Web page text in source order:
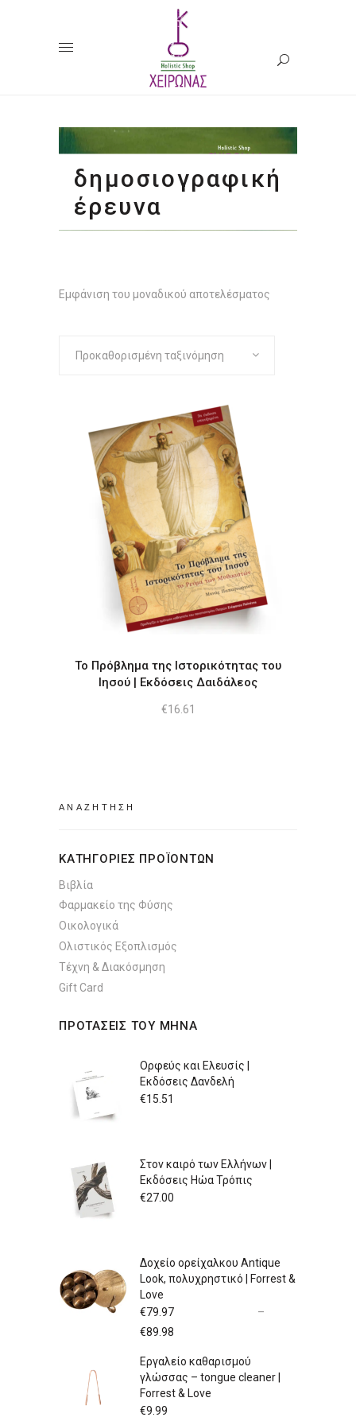
δημοσιογραφική
έρευνα
Εμφάνιση του μοναδικού αποτελέσματος
Προκαθορισμένη ταξινόμηση
Το Πρόβλημα της Ιστορικότητας του
Ιησού | Εκδόσεις Δαιδάλεος
€16.61
ΚΑΤΗΓΟΡΙΕΣ ΠΡΟΪΟΝΤΩΝ
Βιβλία
Φαρμακείο της Φύσης
Οικολογικά
Ολιστικός Εξοπλισμός
Τέχνη & Διακόσμηση
Gift Card
ΠΡΟΤΑΣΕΙΣ ΤΟΥ ΜΗΝΑ
Ορφεύς και Ελευσίς |
Εκδόσεις Δανδελή
€15.51
Στον καιρό των Ελλήνων |
Εκδόσεις Ηώα Τρόπις
€27.00
Δοχείο ορείχαλκου Antique
Look, πολυχρηστικό | Forrest &
Love
€79.97
–
€89.98
through
Εργαλείο καθαρισμού
γλώσσας – tongue cleaner |
Forrest & Love
€9.99